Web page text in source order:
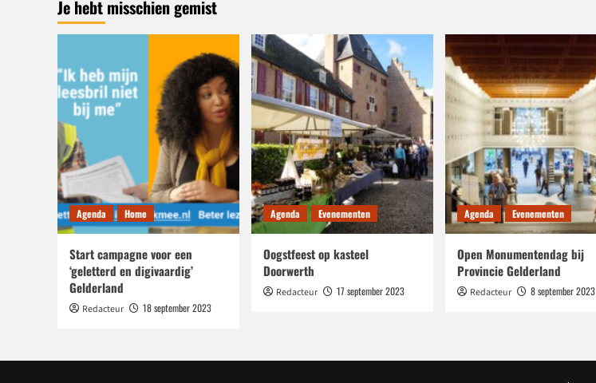
in
Duitsland
Je hebt misschien gemist
Agenda Home
Start campagne voor een
‘geletterd en digivaardig’
Gelderland
Redacteur 18 september 2023
Agenda Evenementen
Oogstfeest op kasteel
Doorwerth
Redacteur 17 september 2023
Agenda Evenementen
Open Monumentendag bij
Provincie Gelderland
Redacteur 8 september 2023